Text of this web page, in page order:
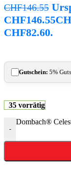
CHF146.55
CHF146.55
CHF82.60.
Gutschein: 5%
35 vorrätig
-
Dombach®